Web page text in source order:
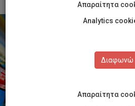
Απαραίτητα
Analytics
Διαφωνώ
Απαραίτητα